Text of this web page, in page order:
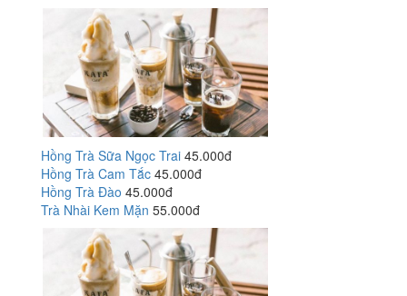
Hồng Trà Sữa Ngọc Trai 45.000đ
Hồng Trà Cam Tắc 45.000đ
Hồng Trà Đào 45.000đ
Trà Nhài Kem Mặn 55.000đ